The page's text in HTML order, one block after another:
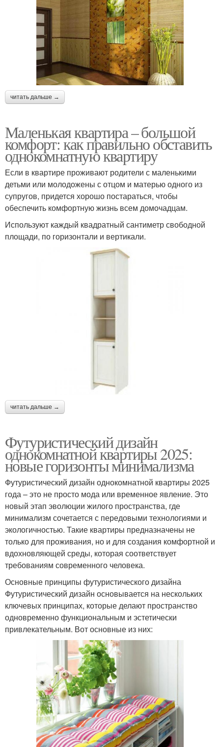
читать дальше →
Маленькая квартира – большой
комфорт: как правильно обставить
однокомнатную квартиру
Если в квартире проживают родители с маленькими
детьми или молодожены с отцом и матерью одного из
супругов, придется хорошо постараться, чтобы
обеспечить комфортную жизнь всем домочадцам.
Используют каждый квадратный сантиметр свободной
площади, по горизонтали и вертикали.
читать дальше →
Футуристический дизайн
однокомнатной квартиры 2025:
новые горизонты минимализма
Футуристический дизайн однокомнатной квартиры 2025
года – это не просто мода или временное явление. Это
новый этап эволюции жилого пространства, где
минимализм сочетается с передовыми технологиями и
экологичностью. Такие квартиры предназначены не
только для проживания, но и для создания комфортной и
вдохновляющей среды, которая соответствует
требованиям современного человека.
Основные принципы футуристического дизайна
Футуристический дизайн основывается на нескольких
ключевых принципах, которые делают пространство
одновременно функциональным и эстетически
привлекательным. Вот основные из них: